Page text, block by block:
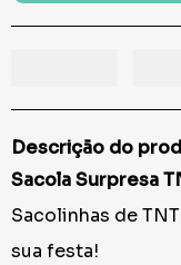
Descrição do
Sacola Surpresa
Sacolinhas de
sua festa!